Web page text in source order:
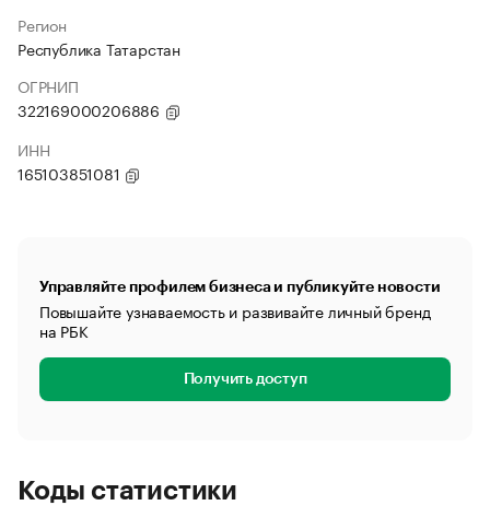
Регион
Республика Татарстан
ОГРНИП
322169000206886
ИНН
165103851081
Управляйте профилем бизнеса и публикуйте новости
Повышайте узнаваемость и развивайте личный бренд
на РБК
Получить доступ
Коды статистики